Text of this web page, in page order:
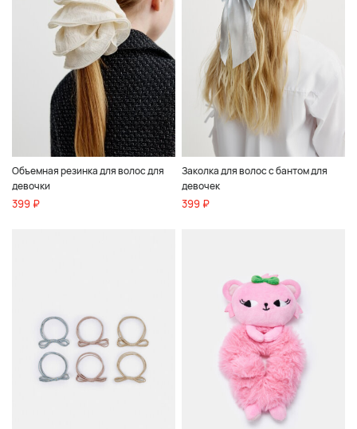
Объемная резинка для волос для
девочки
399 ₽
Заколка для волос с бантом для
девочек
399 ₽